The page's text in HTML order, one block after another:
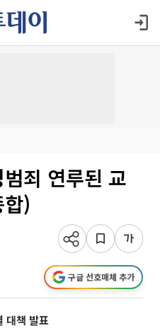
죄 연루된 교
)
구글 선호매체 추가
대책 발표